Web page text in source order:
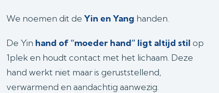
We noemen dit deYin en Yang handen.
De Yin hand of “moeder hand” ligt altijd stil op
1plek en houdt contact met het lichaam. Deze
hand werkt niet maar is geruststellend,
verwarmend en aandachtig aanwezig.